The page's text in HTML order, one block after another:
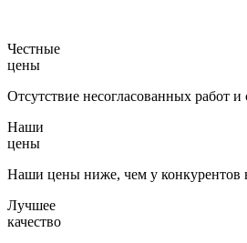
Честные
цены
Отсутствие несогласованных работ
Наши
цены
Наши цены ниже, чем у конкурентов
Лучшее
качество